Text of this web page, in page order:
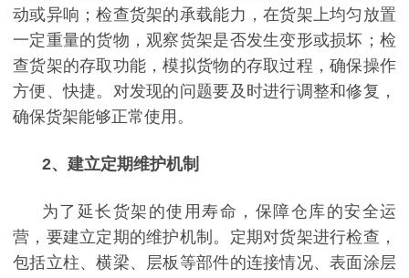
动或异响；检查货架的承载能力，在货架上均匀放置
一定重量的货物，观察货架是否发生变形或损坏；检
查货架的存取功能，模拟货物的存取过程，确保操作
方便、快捷。对发现的问题要及时进行调整和修复，
确保货架能够正常使用。
2、建立定期维护机制
为了延长货架的使用寿命，保障仓库的安全运
营，要建立定期的维护机制。定期对货架进行检查，
包括立柱、横梁、层板等部件的连接情况、表面涂层